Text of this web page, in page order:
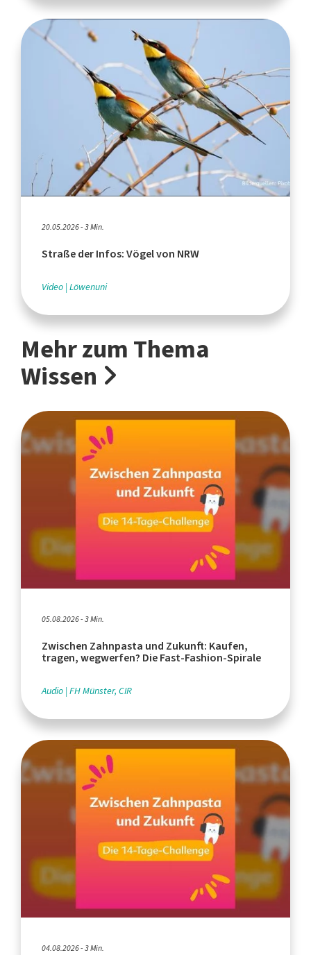
20.05.2026 - 3 Min.
Straße der Infos: Vögel von NRW
Video Löwenuni
Mehr zum Thema
Wissen
05.08.2026 - 3 Min.
Zwischen Zahnpasta und Zukunft: Kaufen,
tragen, wegwerfen? Die Fast-Fashion-Spirale
Audio FH Münster, CIR
04.08.2026 - 3 Min.